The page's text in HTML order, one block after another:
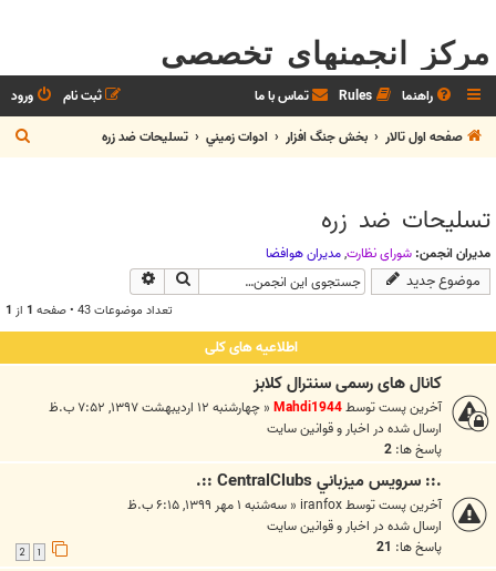
مرکز انجمنهای تخصصی
راهنما Rules تماس با ما ورود
ثبت نام
صفحه اول تالار
بخش جنگ افزار ادوات زميني تسليحات ضد زره
س
تسليحات ضد زره
مدیران انجمن: شوراي نظارت,مديران هوافضا
موضوع جدید جستجو
تعداد موضوعات 43 • صفحه 1 از 1
اطلاعیه های کلی
کانال های رسمی سنترال کلابز
آخرین پست توسطMahdi1944
« چهارشنبه ۱۲ اردیبهشت ۱۳۹۷, ۷:۵۲ ب.ظ
ارسال شده در اخبار و قوانين سايت
پاسخ ها: 2
.:: سرويس ميزباني CentralClubs ::.
آخرین پست توسطiranfox
« سه‌شنبه ۱ مهر ۱۳۹۹, ۶:۱۵ ب.ظ
ارسال شده در اخبار و قوانين سايت
پاسخ ها: 21
1
2